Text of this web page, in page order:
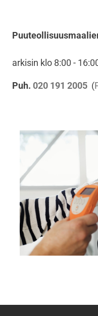
arkisin klo 8:00 -
Puh. 020 191 2005 (